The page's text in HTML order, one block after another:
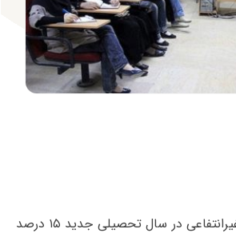
اغلب دانشگاه های غیرانتفاعی در سال تحصیلی جدید ۱۵ درصد